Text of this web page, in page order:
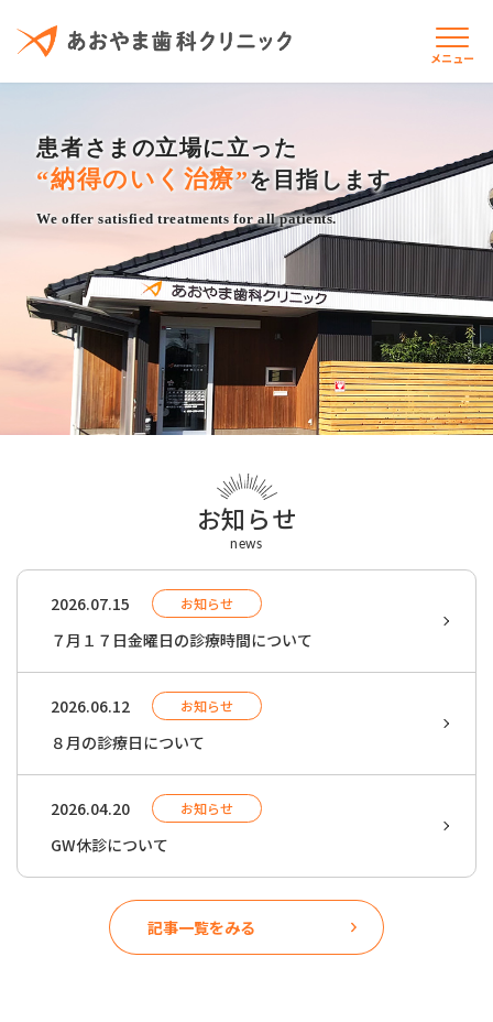
患者さまの立場に立った
“納得のいく治療”を目指します
We offer satisfied treatments for all patients.
お知らせ
news
2026.07.15 お知らせ
７月１７日金曜日の診療時間について
2026.06.12 お知らせ
８月の診療日について
2026.04.20 お知らせ
GW休診について
記事一覧をみる
メニュー
診療案内
はじめての方へ
お知らせ
交通アクセス
保険医療機関における書面掲示
予約のお電話はこちらから
058-259-6160 （ ）
※必ずお電話でご予約下さい。